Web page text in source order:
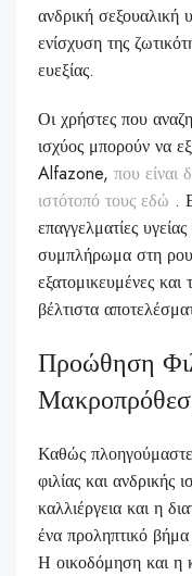
ανδρική σεξουαλική
ενίσχυση της
ευεξίας.
Οι χρήστες που
ισχύος μπορούν να
Alfazone, που είναι
ιστότοπό τους εδώ .
επαγγελματίες
συμπλήρωμα στη
εξατομικευμένες
βέλτιστα
Προώθηση
Καθώς
φιλίας και ανδρικής
καλλιέργεια και η
ένα προληπτικό
Η οικοδόμηση και η